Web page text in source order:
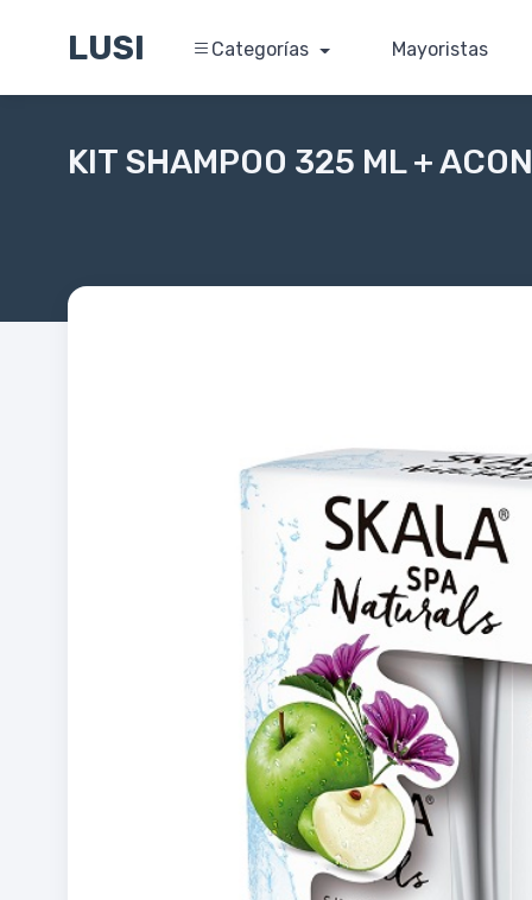
LUSI Categorías Mayoristas
KIT SHAMPOO 325 ML +